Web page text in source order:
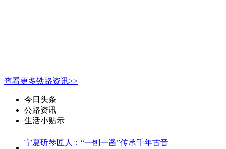
查看更多铁路资讯>>
今日头条
公路资讯
生活小贴示
宁夏斫琴匠人：“一刨一凿”传承千年古音